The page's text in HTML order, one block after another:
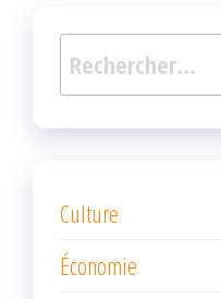
Rechercher :
Culture
Économie